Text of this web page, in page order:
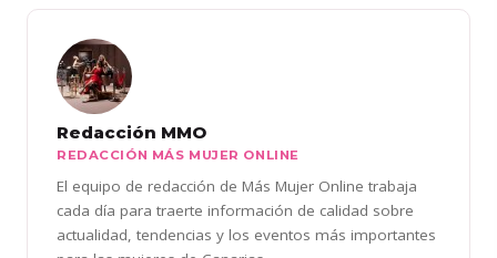
Redacción MMO
REDACCIÓN MÁS MUJER ONLINE
El equipo de redacción de Más Mujer Online trabaja
cada día para traerte información de calidad sobre
actualidad, tendencias y los eventos más importantes